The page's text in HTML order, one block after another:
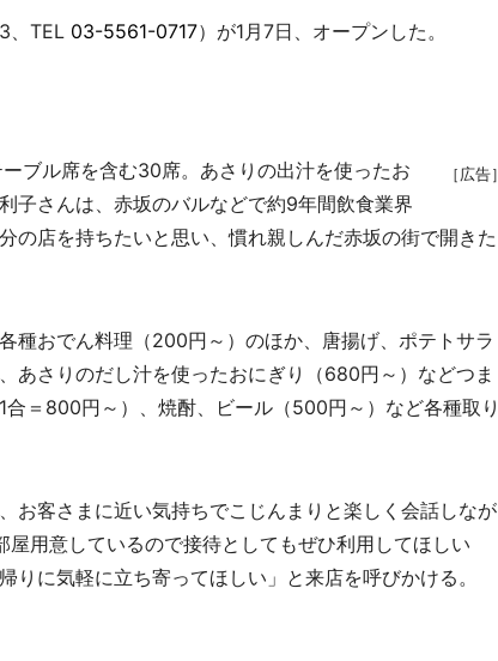
、TEL 03-5561-0717）が1月7日、オープンした。
［広告］
ブル席を含む30席。あさりの出汁を使ったお
子さんは、赤坂のバルなどで約9年間飲食業界
の店を持ちたいと思い、慣れ親しんだ赤坂の街で開きた
種おでん料理（200円～）のほか、唐揚げ、ポテトサラ
あさりのだし汁を使ったおにぎり（680円～）などつま
＝800円～）、焼酎、ビール（500円～）など各種取り
お客さまに近い気持ちでこじんまりと楽しく会話しなが
用意しているので接待としてもぜひ利用してほしい
に気軽に立ち寄ってほしい」と来店を呼びかける。